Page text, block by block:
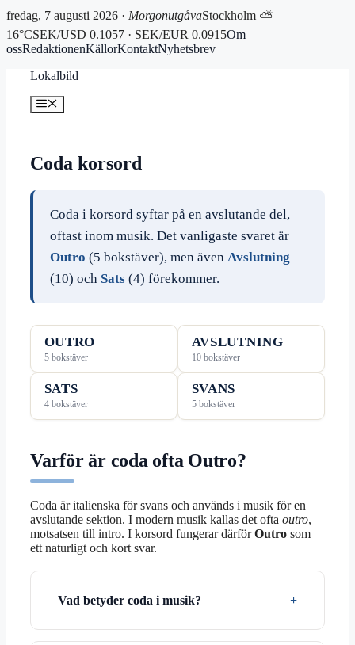
fredag, 7 augusti 2026 · MorgonutgåvaStockholm ⛅
16°CSEK/USD 0.1057 · SEK/EUR 0.0915Om
ossRedaktionenKällorKontaktNyhetsbrev
Lokalbild
Meny
Coda korsord
Coda i korsord syftar på en avslutande del,
oftast inom musik. Det vanligaste svaret är
Outro (5 bokstäver), men även Avslutning
(10) och Sats(4) förekommer.
OUTRO
5 bokstäver
AVSLUTNING
10 bokstäver
SATS
4 bokstäver
SVANS
5 bokstäver
Varför är coda ofta Outro?
Coda är italienska för svans och används i musik för en
avslutande sektion. I modern musik kallas det ofta outro,
motsatsen till intro. I korsord fungerar därförOutro som
ett naturligt och kort svar.
Vad betyder coda i musik?